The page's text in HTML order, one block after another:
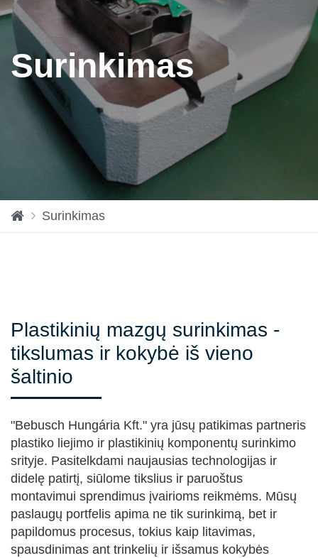
Surinkimas
H
Surinkimas
Plastikinių mazgų surinkimas -
tikslumas ir kokybė iš vieno
šaltinio
"Bebusch Hungária Kft." yra jūsų patikimas partneris
plastiko liejimo ir plastikinių komponentų surinkimo
srityje. Pasitelkdami naujausias technologijas ir
didelę patirtį, siūlome tikslius ir paruoštus
montavimui sprendimus įvairioms reikmėms. Mūsų
paslaugų portfelis apima ne tik surinkimą, bet ir
papildomus procesus, tokius kaip litavimas,
spausdinimas ant trinkelių ir išsamus kokybės